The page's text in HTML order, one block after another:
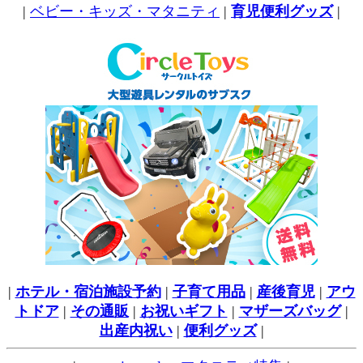
| ベビー・キッズ・マタニティ | 育児便利グッズ|
| ホテル・宿泊施設予約| 子育て用品| 産後育児| アウ
トドア| その通販 | お祝いギフト | マザーズバッグ|
出産内祝い| 便利グッズ|